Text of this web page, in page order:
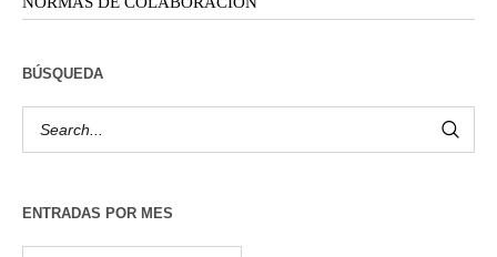
BÚSQUEDA
ENTRADAS POR MES